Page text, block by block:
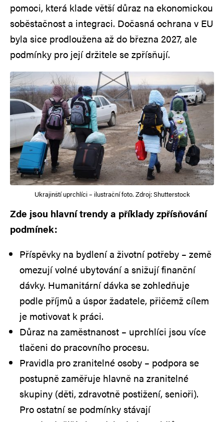
pomoci, která klade větší důraz na ekonomickou
soběstačnost a integraci. Dočasná ochrana v EU
byla sice prodloužena až do března 2027, ale
podmínky pro její držitele se zpřísňují.
Ukrajinští uprchlíci – ilustrační foto. Zdroj: Shutterstock
Zde jsou hlavní trendy a příklady zpřísňování
podmínek:
Příspěvky na bydlení a životní potřeby – země
omezují volné ubytování a snižují finanční
dávky. Humanitární dávka se zohledňuje
podle příjmů a úspor žadatele, přičemž cílem
je motivovat k práci.
Důraz na zaměstnanost – uprchlíci jsou více
tlačeni do pracovního procesu.
Pravidla pro zranitelné osoby – podpora se
postupně zaměřuje hlavně na zranitelné
skupiny (děti, zdravotně postižení, senioři).
Pro ostatní se podmínky stávají